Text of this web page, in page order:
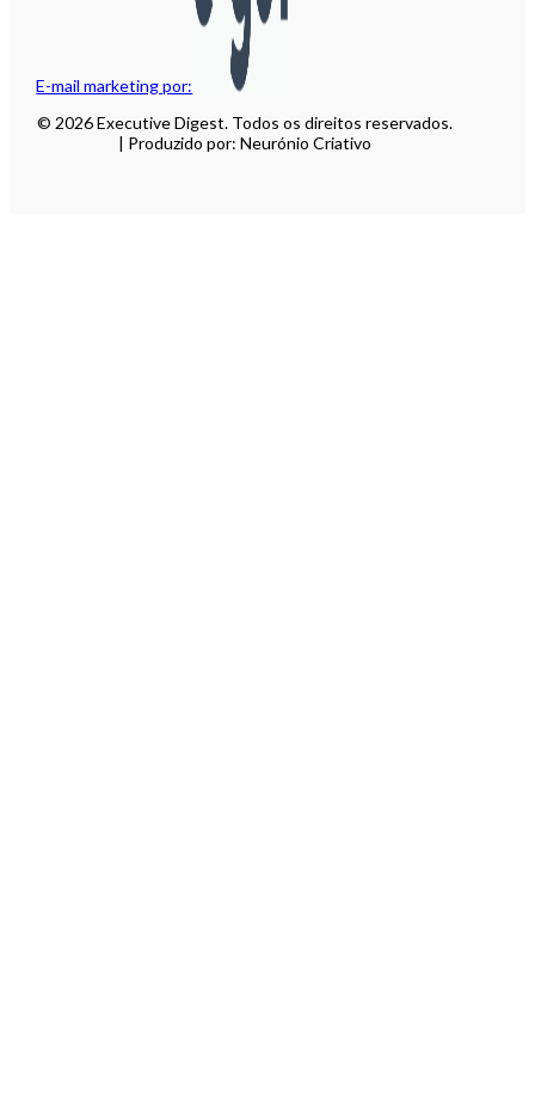
E-mail marketing por:
© 2026 Executive Digest. Todos os direitos reservados.
| Produzido por: Neurónio Criativo